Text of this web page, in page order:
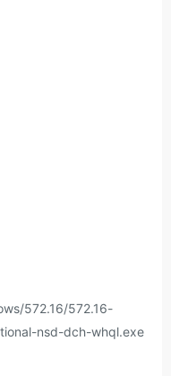
572.16/572.16-
nsd-dch-whql.exe